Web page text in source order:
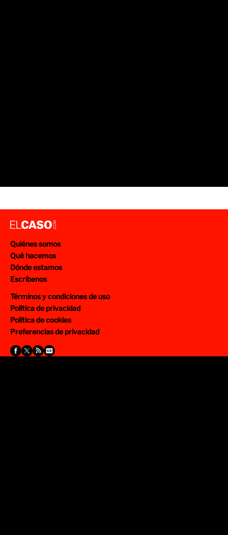
Quiénes somos
Qué hacemos
Dónde estamos
Escríbenos
Términos y condiciones de uso
Política de privacidad
Política de cookies
Preferencias de privacidad